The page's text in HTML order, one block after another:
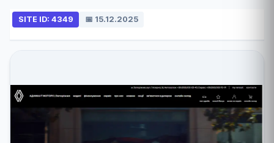
SITE ID: 4349 📅 15.12.2025